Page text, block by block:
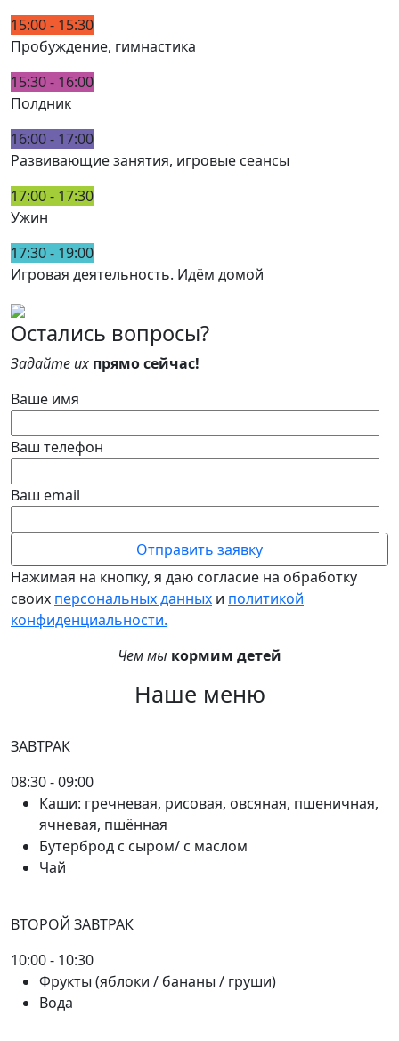
15:00 - 15:30
Пробуждение, гимнастика
15:30 - 16:00
Полдник
16:00 - 17:00
Развивающие занятия, игровые сеансы
17:00 - 17:30
Ужин
17:30 - 19:00
Игровая деятельность. Идём домой
Остались вопросы?
Задайте их прямо сейчас!
Ваше имя
Ваш телефон
Ваш email
Нажимая на кнопку, я даю согласие на обработку
своих персональных данных и политикой
конфиденциальности.
Чем мы кормим детей
Наше меню
ЗАВТРАК
08:30 - 09:00
Каши: гречневая, рисовая, овсяная, пшеничная,
ячневая, пшённая
Бутерброд с сыром/ с маслом
Чай
ВТОРОЙ ЗАВТРАК
10:00 - 10:30
Фрукты (яблоки / бананы / груши)
Вода